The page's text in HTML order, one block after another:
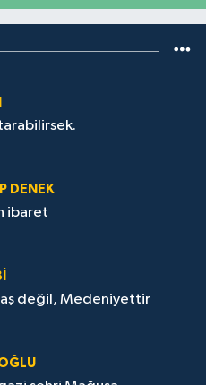
DENEK
ibaret
değil, Medeniyettir